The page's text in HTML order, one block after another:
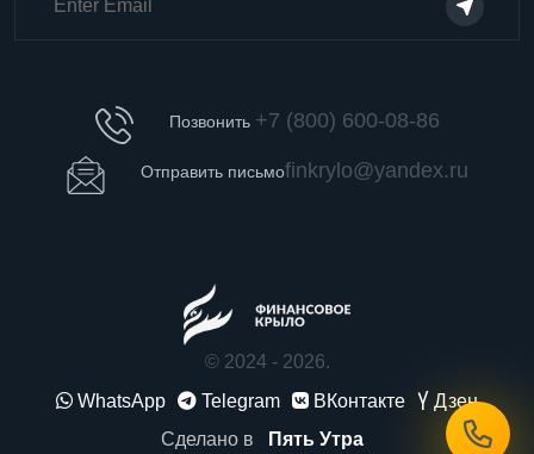
Позвонить +7 (800) 600-08-86
Отправить письмоfinkrylo@yandex.ru
© 2024 - 2026.
WhatsApp
Telegram ВКонтакте
Дзен
Сделано в
Пять Утра